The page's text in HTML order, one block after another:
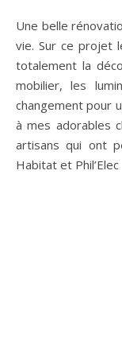
Une belle rénovation du sol au plafond pour cette pièce de
vie. Sur ce projet
totalement la
mobilier, les
changement pour
à mes adorables
artisans qui ont
Habitat et Phil’Elec